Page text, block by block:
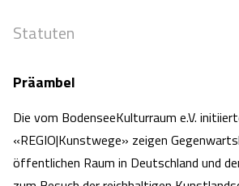
Statuten
Präambel
Die vom BodenseeKulturraum e.V.
«REGIO|Kunstwege» zeigen
öffentlichen Raum in Deutschland und